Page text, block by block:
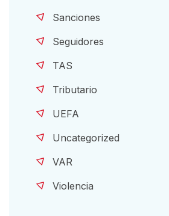
Sanciones
Seguidores
TAS
Tributario
UEFA
Uncategorized
VAR
Violencia